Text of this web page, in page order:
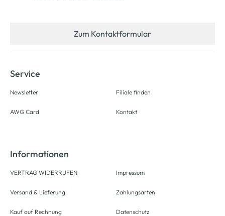
Zum Kontaktformular
Service
Newsletter
AWG Card
Filiale finden
Kontakt
Informationen
VERTRAG WIDERRUFEN
Versand & Lieferung
Kauf auf Rechnung
Impressum
Zahlungsarten
Datenschutz